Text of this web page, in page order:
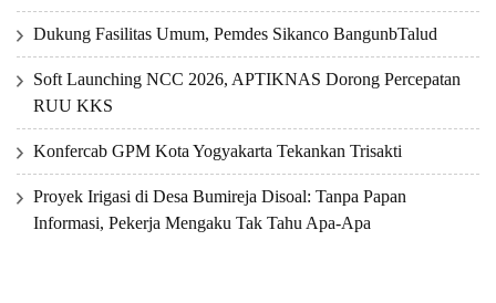
Dukung Fasilitas Umum, Pemdes Sikanco BangunbTalud
Soft Launching NCC 2026, APTIKNAS Dorong Percepatan
RUU KKS
Konfercab GPM Kota Yogyakarta Tekankan Trisakti
Proyek Irigasi di Desa Bumireja Disoal: Tanpa Papan
Informasi, Pekerja Mengaku Tak Tahu Apa-Apa